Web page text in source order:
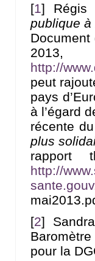
[1] Régis
publique à
Document
2013,
http://
peut
pays
à l’égard
récente
plus
rapport
http://
[2]
pour la